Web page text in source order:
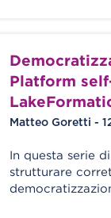
Platform
Matteo Goretti -
In questa serie
strutturare